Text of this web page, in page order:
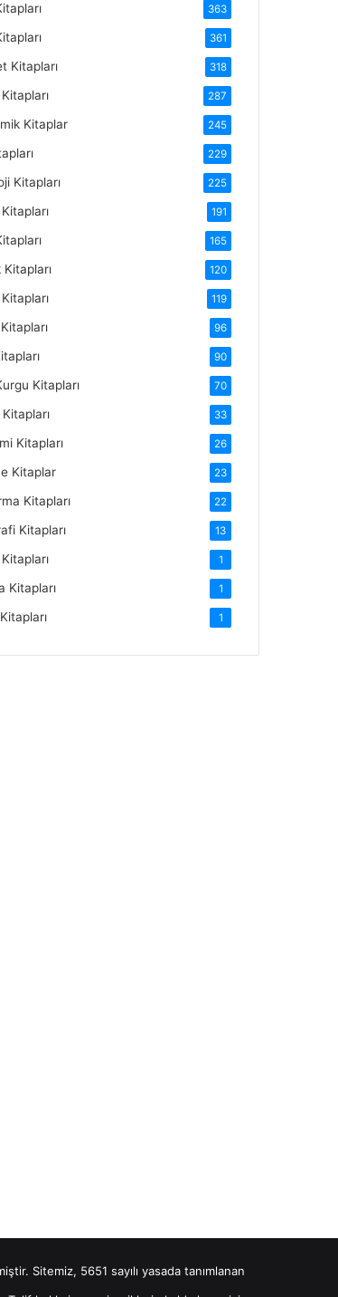
363
361
Kitapları 318
287
Kitaplar 245
229
Kitapları 225
Kitapları 191
165
120
119
96
90
Kitapları 70
33
Kitapları 26
Kitaplar 23
Kitapları 22
Kitapları 13
1
Kitapları 1
1
Sitemiz, 5651 sayılı yasada tanımlanan